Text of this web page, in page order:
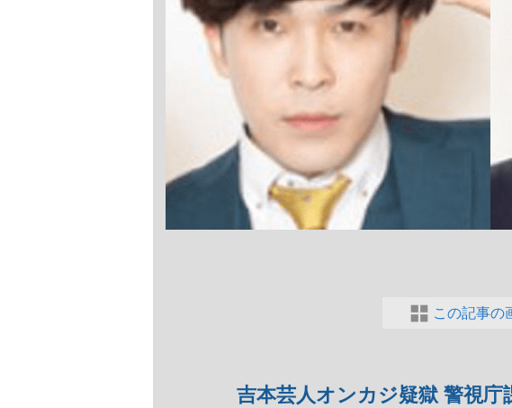
この記事の
吉本芸人オンカジ疑獄 警視庁